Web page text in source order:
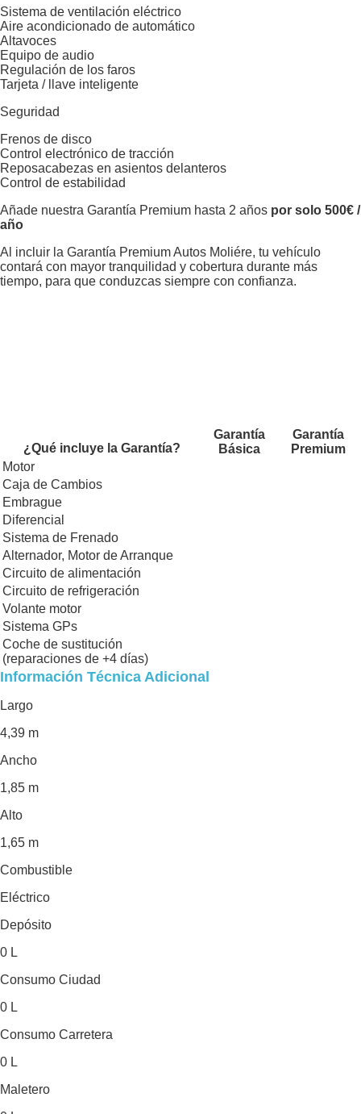
Sistema de ventilación eléctrico
Aire acondicionado de automático
Altavoces
Equipo de audio
Regulación de los faros
Tarjeta / llave inteligente
Seguridad
Frenos de disco
Control electrónico de tracción
Reposacabezas en asientos delanteros
Control de estabilidad
Añade nuestra Garantía Premium hasta 2 años por solo 500€ /
año
Al incluir la Garantía Premium Autos Moliére, tu vehículo
contará con mayor tranquilidad y cobertura durante más
tiempo, para que conduzcas siempre con confianza.
¿Qué incluye la Garantía?
Garantía
Básica
Garantía
Premium
Motor
Caja de Cambios
Embrague
Diferencial
Sistema de Frenado
Alternador, Motor de Arranque
Circuito de alimentación
Circuito de refrigeración
Volante motor
Sistema GPs
Coche de sustitución
(reparaciones de +4 días)
Información Técnica Adicional
Largo
4,39 m
Ancho
1,85 m
Alto
1,65 m
Combustible
Eléctrico
Depósito
0 L
Consumo Ciudad
0 L
Consumo Carretera
0 L
Maletero